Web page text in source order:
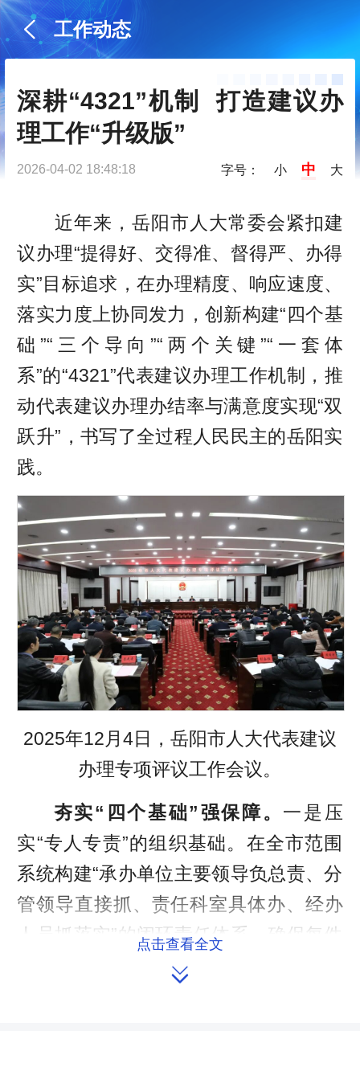
工作动态
深耕“4321”机制  打造建议办
理工作“升级版”
2026-04-02 18:48:18 字号： 小 中 大
近年来，岳阳市人大常委会紧扣建
议办理“提得好、交得准、督得严、办得
实”目标追求，在办理精度、响应速度、
落实力度上协同发力，创新构建“四个基
础”“三个导向”“两个关键”“一套体
系”的“4321”代表建议办理工作机制，推
动代表建议办理办结率与满意度实现“双
跃升”，书写了全过程人民民主的岳阳实
践。
2025年12月4日，岳阳市人大代表建议
办理专项评议工作会议。
夯实“四个基础”强保障。 一是压
实“专人专责”的组织基础。在全市范围
系统构建“承办单位主要领导负总责、分
管领导直接抓、责任科室具体办、经办
人员抓落实”的闭环责任体系，确保每件
建议“事有人管、责有人负、效有人
点击查看全文
